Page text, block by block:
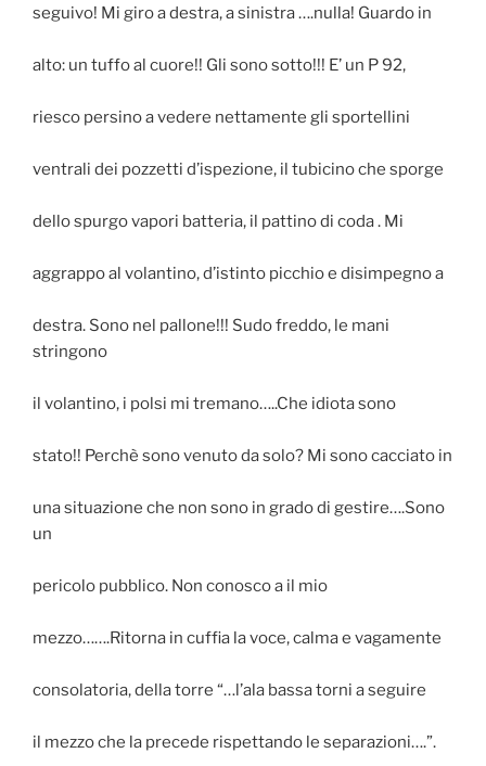
seguivo! Mi giro a destra, a sinistra ….nulla! Guardo in
alto: un tuffo al cuore!! Gli sono sotto!!! E’ un P 92,
riesco persino a vedere nettamente gli sportellini
ventrali dei pozzetti d’ispezione, il tubicino che sporge
dello spurgo vapori batteria, il pattino di coda . Mi
aggrappo al volantino, d’istinto picchio e disimpegno a
destra. Sono nel pallone!!! Sudo freddo, le mani
stringono
il volantino, i polsi mi tremano…..Che idiota sono
stato!! Perchè sono venuto da solo? Mi sono cacciato in
una situazione che non sono in grado di gestire….Sono
un
pericolo pubblico. Non conosco a il mio
mezzo…….Ritorna in cuffia la voce, calma e vagamente
consolatoria, della torre “…l’ala bassa torni a seguire
il mezzo che la precede rispettando le separazioni….”.